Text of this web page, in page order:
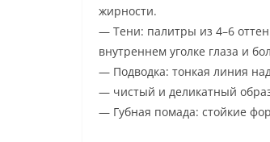
жирности.
— Тени: палитры из 4–6
внутреннем уголке глаза и
— Подводка: тонкая линия
— чистый и деликатный
— Губная помада: стойкие